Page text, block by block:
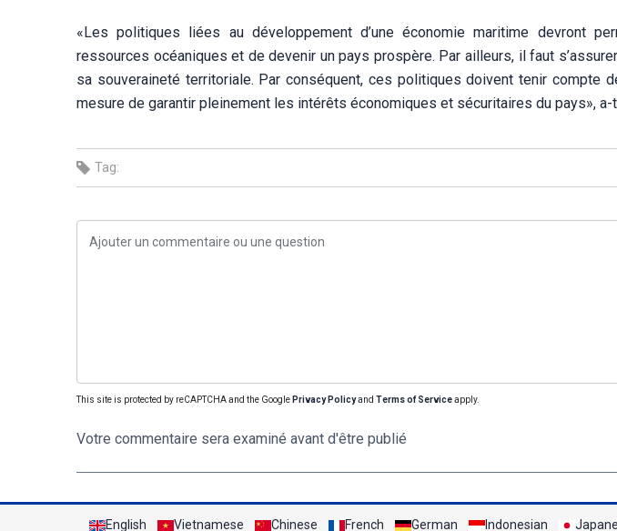
«Les politiques liées au développement d’une économie maritime devront
ressources océaniques et de devenir un pays prospère. Par ailleurs, il faut
sa souveraineté territoriale. Par conséquent, ces politiques doivent tenir compte
mesure de garantir pleinement les intérêts économiques et sécuritaires du pays»,
Tag:
This site is protected by reCAPTCHA and the Google Privacy Policyand Terms of Serviceapply.
Votre commentaire sera examiné avant d'être publié
English Vietnamese Chinese French German Indonesian